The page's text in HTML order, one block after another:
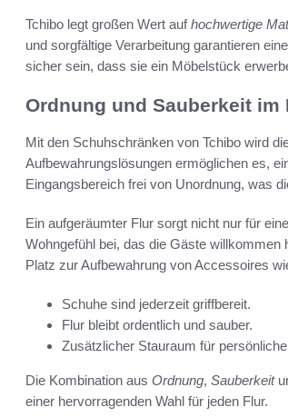
Tchibo legt großen Wert aufhochwertige
und sorgfältige Verarbeitung garantieren
sicher sein, dass sie ein Möbelstück
Ordnung und Sauberkeit im
Mit den Schuhschränken von Tchibo wird
Aufbewahrungslösungen ermöglichen es,
Eingangsbereich frei von Unordnung, was
Ein aufgeräumter Flur sorgt nicht nur für
Wohngefühl bei, das die Gäste
Platz zur Aufbewahrung von Accessoires
Schuhe sind jederzeit griffbereit.
Flur bleibt ordentlich und sauber.
Zusätzlicher Stauraum für
Die Kombination aus Ordnung, Sauberkeit
einer hervorragenden Wahl für jeden Flur.